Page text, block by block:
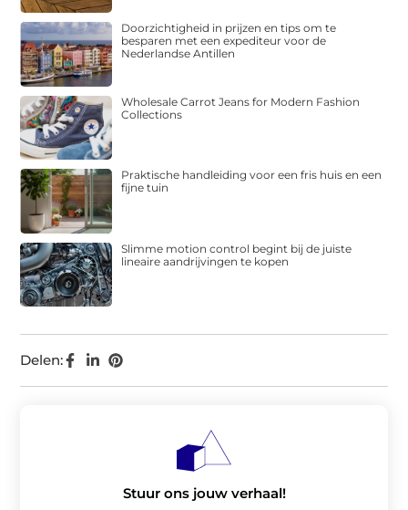
Delen:
Doorzichtigheid in prijzen en tips om te
besparen met een expediteur voor de
Nederlandse Antillen
Wholesale Carrot Jeans for Modern Fashion
Collections
Praktische handleiding voor een fris huis en een
fijne tuin
Slimme motion control begint bij de juiste
lineaire aandrijvingen te kopen
Stuur ons jouw verhaal!